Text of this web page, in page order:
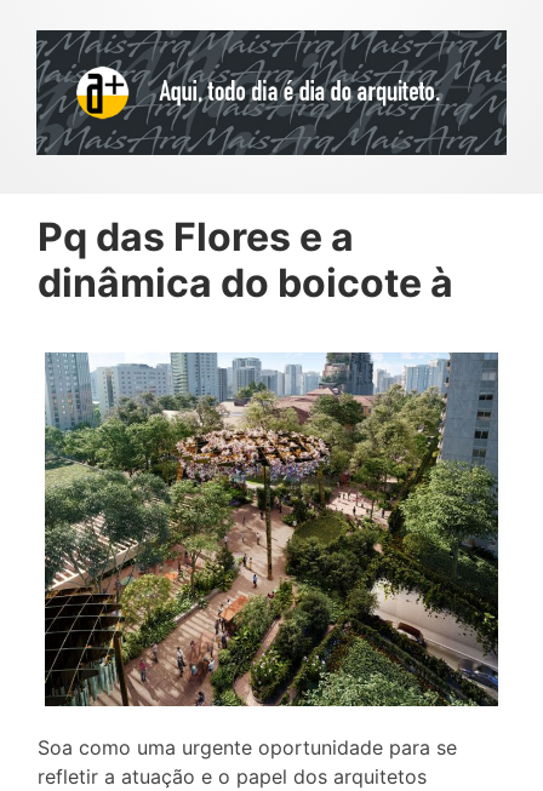
Pq das Flores e a
dinâmica do boicote à
Soa como uma urgente oportunidade para se
refletir a atuação e o papel dos arquitetos